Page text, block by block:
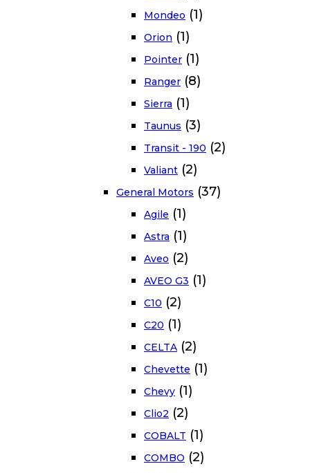
Mondeo (1)
Orion (1)
Pointer (1)
Ranger (8)
Sierra (1)
Taunus (3)
Transit - 190 (2)
Valiant (2)
General Motors (37)
Agile (1)
Astra (1)
Aveo (2)
AVEO G3 (1)
C10 (2)
C20 (1)
CELTA (2)
Chevette (1)
Chevy (1)
Clio2 (2)
COBALT (1)
COMBO (2)